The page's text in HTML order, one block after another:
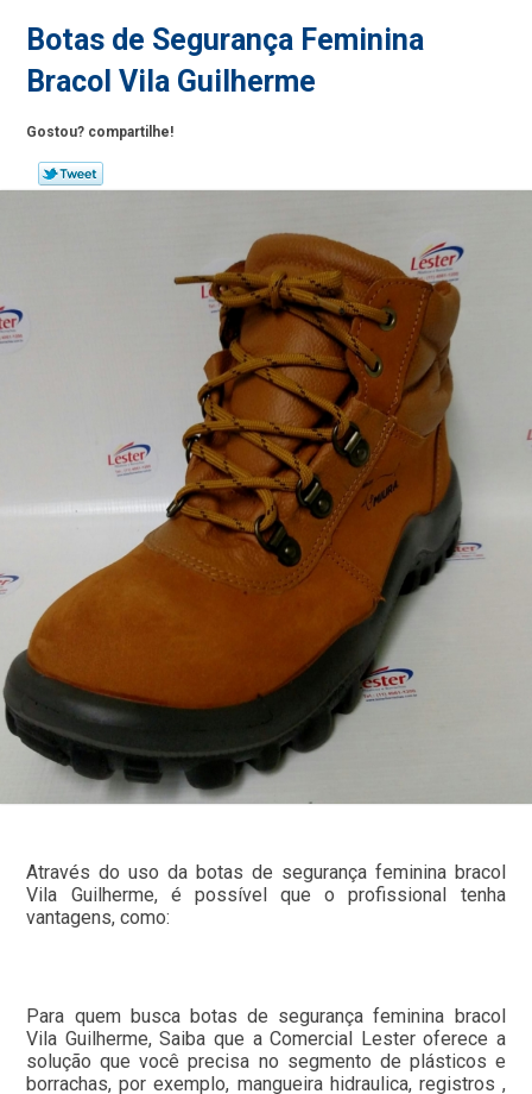
Botas de Segurança Feminina
Bracol Vila Guilherme
Gostou? compartilhe!
Através do uso da botas de segurança feminina bracol
Vila Guilherme, é possível que o profissional tenha
vantagens, como:
Para quem busca botas de segurança feminina bracol
Vila Guilherme, Saiba que a Comercial Lester oferece a
solução que você precisa no segmento de plásticos e
borrachas, por exemplo, mangueira hidraulica, registros ,